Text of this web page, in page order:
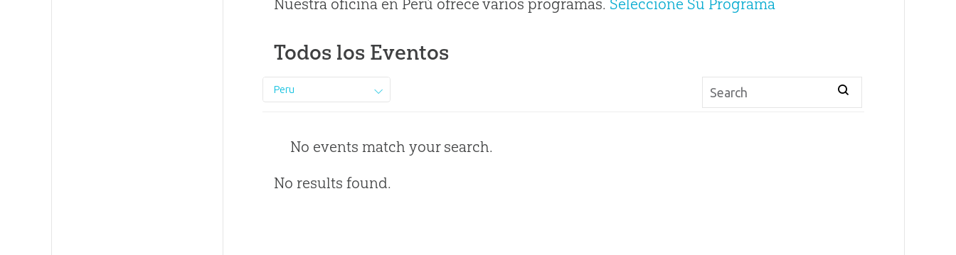
Nuestra oficina en Perú ofrece varios programas. Seleccione Su Programa
Todos los Eventos
Peru
No events match your search.
No results found.